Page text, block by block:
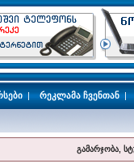
| რეკლამა ჩვენთან|
გამარჯობა,